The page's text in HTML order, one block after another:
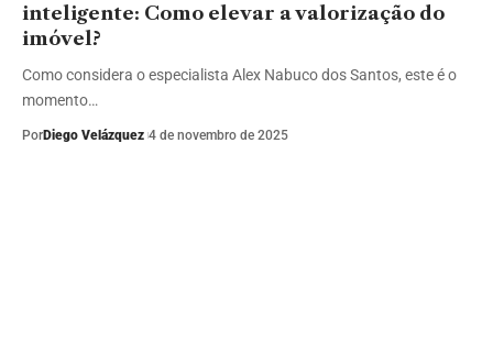
inteligente: Como elevar a valorização do
imóvel?
Como considera o especialista Alex Nabuco dos Santos, este é o
momento…
PorDiego Velázquez 4 de novembro de 2025